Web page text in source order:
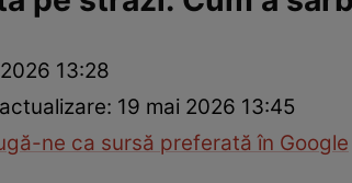
13:28
19 mai 2026 13:45
ne ca sursă preferată în Google